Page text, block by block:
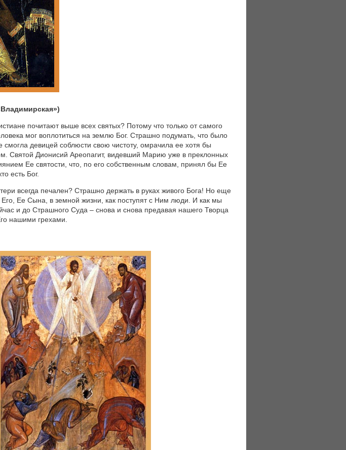
почитают выше всех святых? Потому что только от самого
мог воплотиться на землю Бог. Страшно подумать, что было
девицей соблюсти свою чистоту, омрачила ее хотя бы
Святой Дионисий Ареопагит, видевший Марию уже в преклонных
Ее святости, что, по его собственным словам, принял бы Ее
есть Бог.
всегда печален? Страшно держать в руках живого Бога! Но еще
Его, Ее Сына, в земной жизни, как поступят с Ним люди. И как мы
и до Страшного Суда – снова и снова предавая нашего Творца
нашими грехами.